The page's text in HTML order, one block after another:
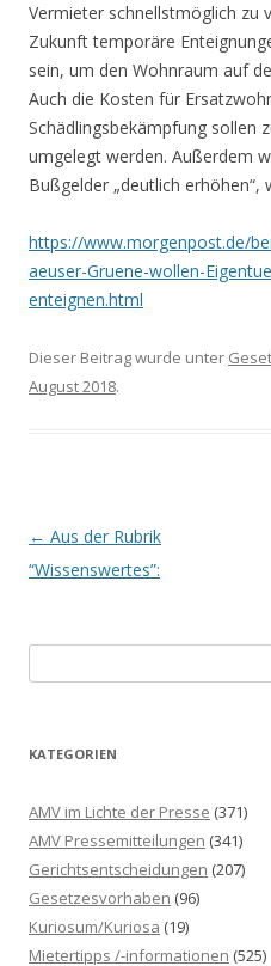
Vermieter schnellstmöglich zu
Zukunft temporäre
sein, um den Wohnraum auf
Auch die Kosten für
Schädlingsbekämpfung sollen
umgelegt werden. Außerdem
Bußgelder „deutlich erhöhen“,
https://www.morgenpost.de/
aeuser-Gruene-wollen-
enteignen.html
Dieser Beitrag wurde unter
August 2018.
Beitrags-
Navigation
← Aus der Rubrik
“Wissenswertes”:
u
h
n
n
a
c
h
:
KATEGORIEN
AMV im Lichte der Presse (371)
AMV Pressemitteilungen (341)
Gerichtsentscheidungen (207)
Gesetzesvorhaben (96)
Kuriosum/Kuriosa (19)
Mietertipps /-informationen (525)